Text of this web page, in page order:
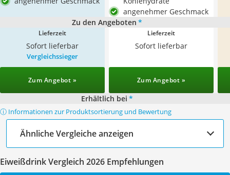
angenehmer Geschmack
Zu den Angeboten *
Lieferzeit
Sofort lieferbar
Lieferzeit
Sofort lieferbar
Vergleichssieger
Zum Angebot » Zum Angebot »
Erhältlich bei *
ⓘ Informationen zur Produktsortierung und Bewertung
Ähnliche Vergleiche anzeigen
Eiweißdrink Vergleich 2026 Empfehlungen